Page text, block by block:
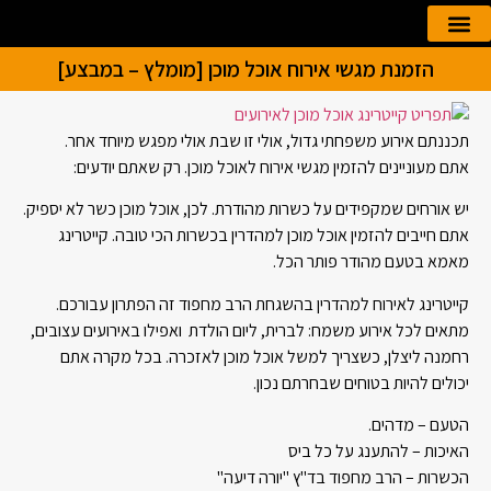
הזמנת מגשי אירוח אוכל מוכן [מומלץ – במבצע]
תכננתם אירוע משפחתי גדול, אולי זו שבת אולי מפגש מיוחד אחר.
אתם מעוניינים להזמין מגשי אירוח לאוכל מוכן. רק שאתם יודעים:
יש אורחים שמקפידים על כשרות מהודרת. לכן, אוכל מוכן כשר לא יספיק.
אתם חייבים להזמין אוכל מוכן למהדרין בכשרות הכי טובה. קייטרינג
מאמא בטעם מהודר פותר הכל.
קייטרינג לאירוח למהדרין בהשגחת הרב מחפוד זה הפתרון עבורכם.
מתאים לכל אירוע משמח: לברית, ליום הולדת ואפילו באירועים עצובים,
רחמנה ליצלן, כשצריך למשל אוכל מוכן לאזכרה. בכל מקרה אתם
יכולים להיות בטוחים שבחרתם נכון.
הטעם – מדהים.
האיכות – להתענג על כל ביס
הכשרות – הרב מחפוד בד"ץ "יורה דיעה"